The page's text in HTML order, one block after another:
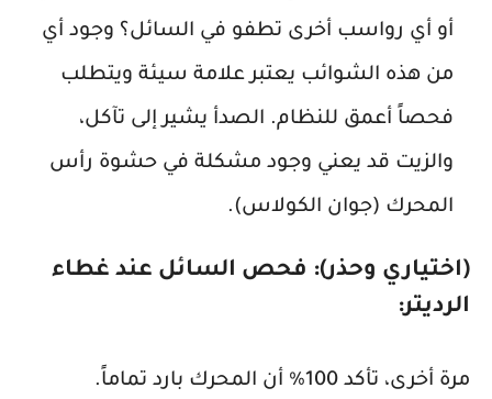
أو أي رواسب أخرى تطفو في السائل؟ وجود أي
من هذه الشوائب يعتبر علامة سيئة ويتطلب
فحصاً أعمق للنظام. الصدأ يشير إلى تآكل،
والزيت قد يعني وجود مشكلة في حشوة رأس
المحرك (جوان الكولاس).
(اختياري وحذر): فحص السائل عند غطاء
الرديتر:
مرة أخرى، تأكد 100% أن المحرك بارد تماماً.